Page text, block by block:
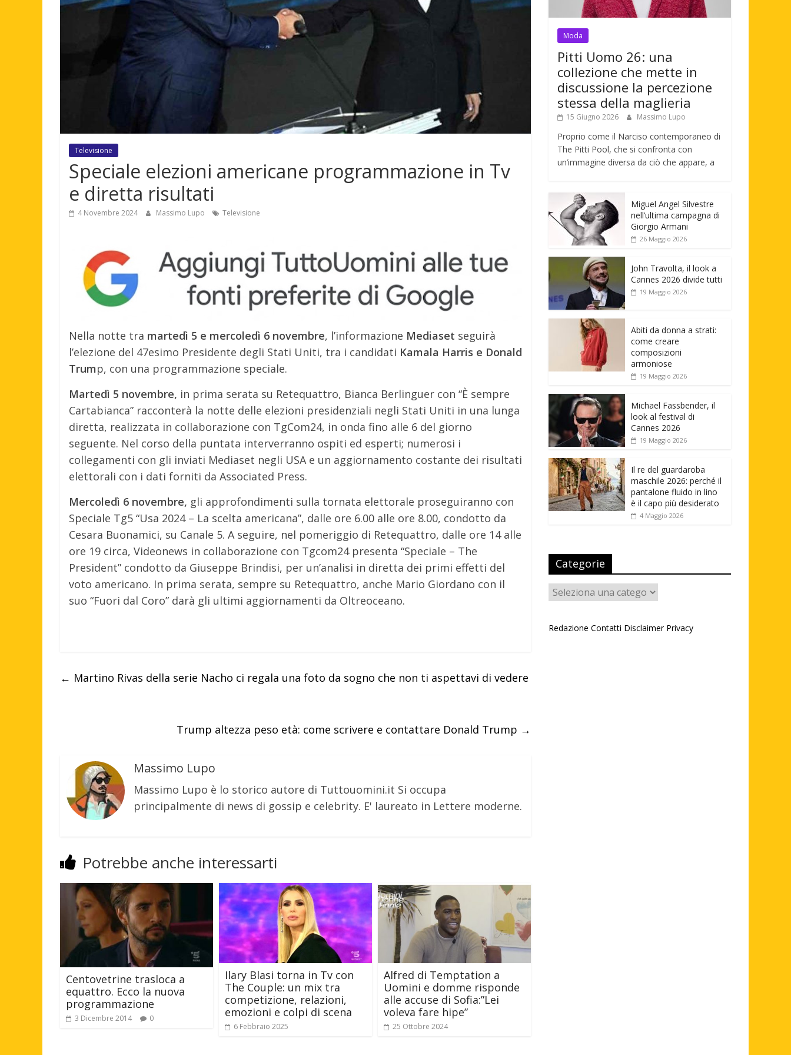
Televisione
Speciale elezioni americane programmazione in Tv
e diretta risultati
4 Novembre 2024 Massimo Lupo Televisione
Nella notte tra martedì 5 e mercoledì 6 novembre, l’informazione Mediaset seguirà
l’elezione del 47esimo Presidente degli Stati Uniti, tra i candidati Kamala Harris e Donald
Trump, con una programmazione speciale.
Martedì 5 novembre, in prima serata su Retequattro, Bianca Berlinguer con “È sempre
Cartabianca” racconterà la notte delle elezioni presidenziali negli Stati Uniti in una lunga
diretta, realizzata in collaborazione con TgCom24, in onda fino alle 6 del giorno
seguente. Nel corso della puntata interverranno ospiti ed esperti; numerosi i
collegamenti con gli inviati Mediaset negli USA e un aggiornamento costante dei risultati
elettorali con i dati forniti da Associated Press.
Mercoledì 6 novembre, gli approfondimenti sulla tornata elettorale proseguiranno con
Speciale Tg5 “Usa 2024 – La scelta americana”, dalle ore 6.00 alle ore 8.00, condotto da
Cesara Buonamici, su Canale 5. A seguire, nel pomeriggio di Retequattro, dalle ore 14 alle
ore 19 circa, Videonews in collaborazione con Tgcom24 presenta “Speciale – The
President” condotto da Giuseppe Brindisi, per un’analisi in diretta dei primi effetti del
voto americano. In prima serata, sempre su Retequattro, anche Mario Giordano con il
suo “Fuori dal Coro” darà gli ultimi aggiornamenti da Oltreoceano.
← Martino Rivas della serie Nacho ci regala una foto da sogno che non ti aspettavi di vedere
Trump altezza peso età: come scrivere e contattare Donald Trump →
Massimo Lupo
Massimo Lupo è lo storico autore di Tuttouomini.it Si occupa
principalmente di news di gossip e celebrity. E' laureato in Lettere moderne.
Potrebbe anche interessarti
Centovetrine trasloca a
equattro. Ecco la nuova
programmazione
3 Dicembre 2014 0
Ilary Blasi torna in Tv con
The Couple: un mix tra
competizione, relazioni,
emozioni e colpi di scena
6 Febbraio 2025
Alfred di Temptation a
Uomini e domme risponde
alle accuse di Sofia:”Lei
voleva fare hipe”
25 Ottobre 2024
Moda
Pitti Uomo 26: una
collezione che mette in
discussione la percezione
stessa della maglieria
15 Giugno 2026 Massimo Lupo
Proprio come il Narciso contemporaneo di
The Pitti Pool, che si confronta con
un’immagine diversa da ciò che appare, a
Miguel Angel Silvestre
nell’ultima campagna di
Giorgio Armani
26 Maggio 2026
John Travolta, il look a
Cannes 2026 divide tutti
19 Maggio 2026
Abiti da donna a strati:
come creare
composizioni
armoniose
19 Maggio 2026
Michael Fassbender, il
look al festival di
Cannes 2026
19 Maggio 2026
Il re del guardaroba
maschile 2026: perché il
pantalone fluido in lino
è il capo più desiderato
4 Maggio 2026
Categorie
Categorie
Redazione Contatti Disclaimer Privacy